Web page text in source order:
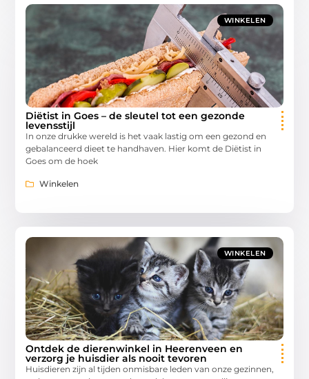
WINKELEN
Diëtist in Goes – de sleutel tot een gezonde
levensstijl
In onze drukke wereld is het vaak lastig om een gezond en
gebalanceerd dieet te handhaven. Hier komt de Diëtist in
Goes om de hoek
Winkelen
WINKELEN
Ontdek de dierenwinkel in Heerenveen en
verzorg je huisdier als nooit tevoren
Huisdieren zijn al tijden onmisbare leden van onze gezinnen,